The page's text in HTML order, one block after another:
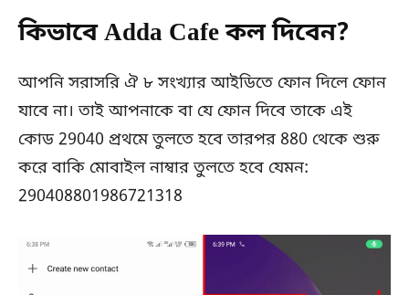
কিভাবে Adda Cafe কল দিবেন?
আপনি সরাসরি ঐ ৮ সংখ্যার আইডিতে ফোন দিলে ফোন
যাবে না। তাই আপনাকে বা যে ফোন দিবে তাকে এই
কোড 29040 প্রথমে তুলতে হবে তারপর 880 থেকে শুরু
করে বাকি মোবাইল নাম্বার তুলতে হবে যেমন:
290408801986721318